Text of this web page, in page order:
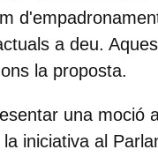
a deu.
la proposta.
una moció
iniciativa al